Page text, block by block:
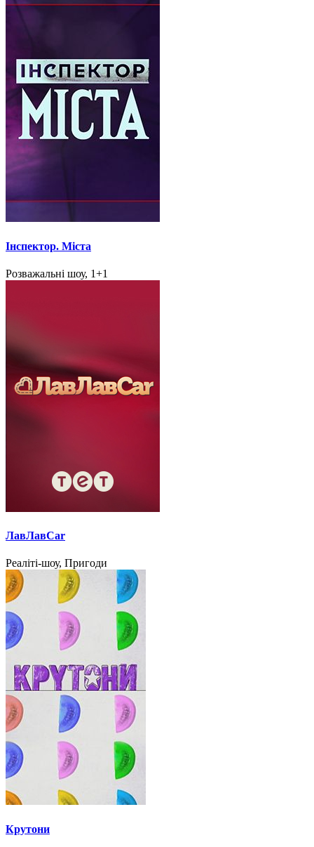
Інспектор. Міста
Розважальні шоу, 1+1
ЛавЛавCar
Реаліті-шоу, Пригоди
Крутони